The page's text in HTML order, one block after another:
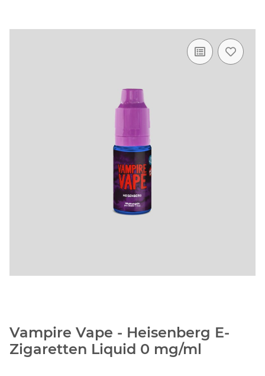
Vampire Vape - Heisenberg E-
Zigaretten Liquid 0 mg/ml